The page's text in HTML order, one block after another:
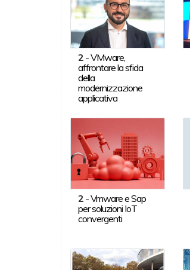
2-VMware,
affrontare la sfida
della
modernizzazione
applicativa
2-Vmware e Sap
per soluzioni IoT
convergenti